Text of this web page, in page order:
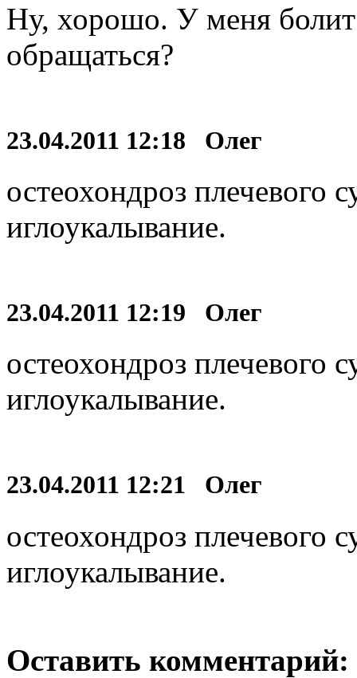
Ну, хорошо. У меня
обращаться?
23.04.2011 12:18 Олег
остеохондроз плечевого
иглоукалывание.
23.04.2011 12:19 Олег
остеохондроз плечевого
иглоукалывание.
23.04.2011 12:21 Олег
остеохондроз плечевого
иглоукалывание.
Оставить комментарий: